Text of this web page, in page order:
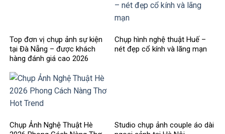
Top đơn vị chụp ảnh sự kiện
tại Đà Nẵng – được khách
hàng đánh giá cao 2026
Chụp hình nghệ thuật Huế –
nét đẹp cổ kính và lãng mạn
Chụp Ảnh Nghệ Thuật Hè
Studio chụp ảnh couple áo dài